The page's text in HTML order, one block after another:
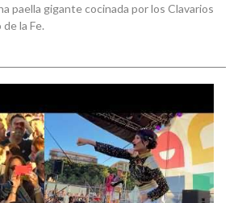
paella gigante cocinada por los Clavarios
la Fe.